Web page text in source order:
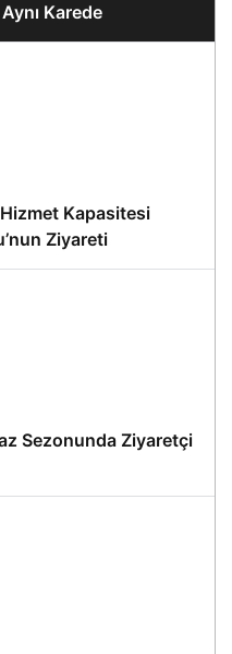
Karede
Hizmet Kapasitesi
Ziyareti
Sezonunda Ziyaretçi